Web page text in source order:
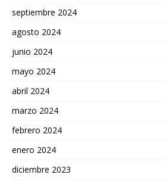
septiembre 2024
agosto 2024
junio 2024
mayo 2024
abril 2024
marzo 2024
febrero 2024
enero 2024
diciembre 2023